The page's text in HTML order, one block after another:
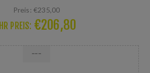
Preis: €235,00
IHR PREIS: €206,80
---